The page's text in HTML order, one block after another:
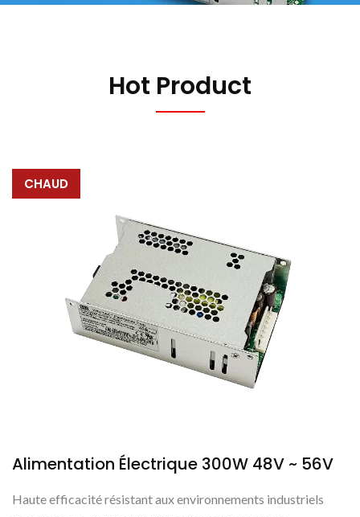
Hot Product
300W 48V ~ 56V
industriels
Alimentation
Ce nouveau modèle